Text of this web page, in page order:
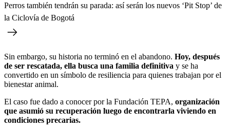
Perros también tendrán su parada: así serán los nuevos ‘Pit Stop’ de
la Ciclovía de Bogotá
Sin embargo, su historia no terminó en el abandono. Hoy, después
de ser rescatada, ella busca una familia definitiva y se ha
convertido en un símbolo de resiliencia para quienes trabajan por el
bienestar animal.
El caso fue dado a conocer por la Fundación TEPA, organización
que asumió su recuperación luego de encontrarla viviendo en
condiciones precarias.